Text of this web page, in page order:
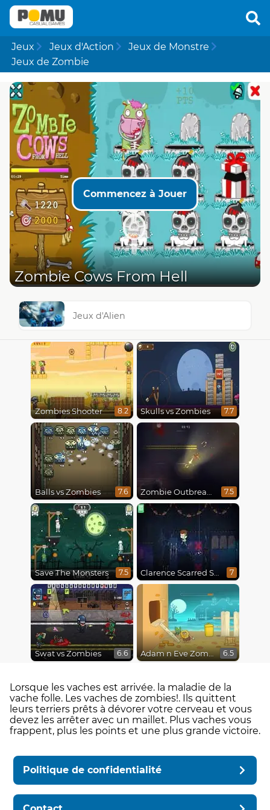
Jeux Jeux d'Action
Jeux de Monstre
Jeux de Zombie
Commencez à Jouer
Zombie Cows From Hell
Jeux d'Alien
Zombies Shooter 8.2 Skulls vs Zombies 7.7
Balls vs Zombies 7.6 7.5
Save The Monsters 7.5 Clarence Scarred Silly 7
Swat vs Zombies 6.6 Adam n Eve Zombies 6.5
Lorsque les vaches est arrivée. la maladie de la
vache folle. Les vaches de zombies!. Ils quittent
leurs terriers prêts à dévorer votre cerveau et vous
devez les arrêter avec un maillet. Plus vaches vous
frappent, plus les points et une plus grande victoire.
Politique de confidentialité